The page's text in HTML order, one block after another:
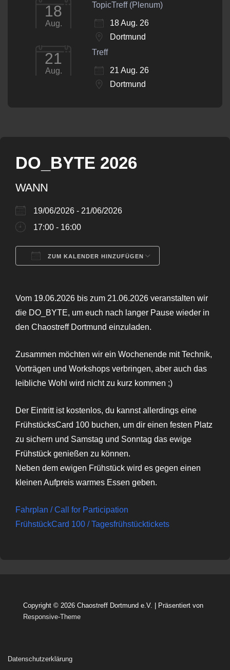
DO_BYTE 2026
WANN
19/06/2026 - 21/06/2026
17:00 - 16:00
ZUM KALENDER HINZUFÜGEN
Vom 19.06.2026 bis zum 21.06.2026 veranstalten wir
die DO_BYTE, um euch nach langer Pause wieder in
den Chaostreff Dortmund einzuladen.
Zusammen möchten wir ein Wochenende mit Technik,
Vorträgen und Workshops verbringen, aber auch das
leibliche Wohl wird nicht zu kurz kommen ;)
Der Eintritt ist kostenlos, du kannst allerdings eine
FrühstücksCard 100 buchen, um dir einen festen Platz
zu sichern und Samstag und Sonntag das ewige
Frühstück genießen zu können.
Neben dem ewigen Frühstück wird es gegen einen
kleinen Aufpreis warmes Essen geben.
Fahrplan / Call for Participation
FrühstückCard 100 / Tagesfrühstücktickets
18
Aug.
TopicTreff (Plenum)
18 Aug. 26
Dortmund
21
Aug.
Treff
21 Aug. 26
Dortmund
Copyright © 2026 Chaostreff Dortmund e.V.
| Präsentiert von
Responsive-Theme
Datenschutzerklärung